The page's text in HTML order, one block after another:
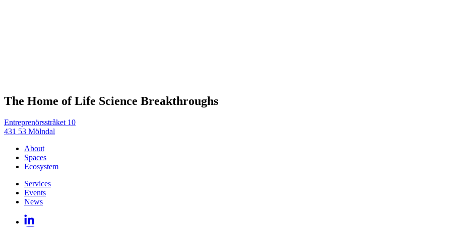
The Home of Life Science Breakthroughs
Entreprenörsstråket 10
431 53 Mölndal
About
Spaces
Ecosystem
Services
Events
News